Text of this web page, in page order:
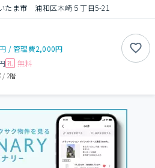
たま市 浦和区木崎５丁目5-21
/管理費2,000円
礼 無料
/ 2階